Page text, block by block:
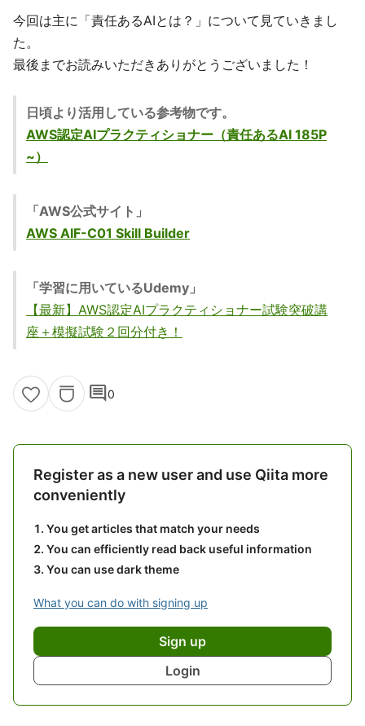
今回は主に「責任あるAIとは？」について見ていきまし
た。
最後までお読みいただきありがとうございました！
日頃より活用している参考物です。
AWS認定AIプラクティショナー（責任あるAI 185P
~）
「AWS公式サイト」
AWS AIF-C01 Skill Builder
「学習に用いているUdemy」
【最新】AWS認定AIプラクティショナー試験突破講
座＋模擬試験２回分付き！
comment0
Register as a new user and use Qiita more
conveniently
You get articles that match your needs
You can efficiently read back useful information
You can use dark theme
What you can do with signing up
Sign up
Login